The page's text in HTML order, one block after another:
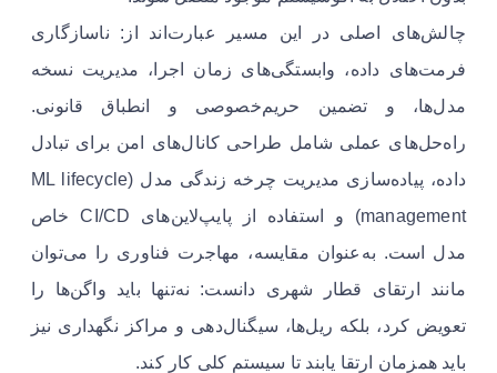
چالش‌های اصلی در این مسیر عبارت‌اند از: ناسازگاری
فرمت‌های داده، وابستگی‌های زمان اجرا، مدیریت نسخه
مدل‌ها، و تضمین حریم‌خصوصی و انطباق قانونی.
راه‌حل‌های عملی شامل طراحی کانال‌های امن برای تبادل
داده، پیاده‌سازی مدیریت چرخه زندگی مدل (ML lifecycle
management) و استفاده از پایپ‌لاین‌های CI/CD خاص
مدل است. به‌عنوان مقایسه، مهاجرت فناوری را می‌توان
مانند ارتقای قطار شهری دانست: نه‌تنها باید واگن‌ها را
تعویض کرد، بلکه ریل‌ها، سیگنال‌دهی و مراکز نگهداری نیز
باید همزمان ارتقا یابند تا سیستم کلی کار کند.